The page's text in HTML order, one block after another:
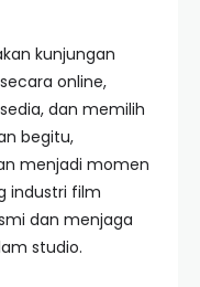
kunjungan
online,
dan memilih
begitu,
menjadi momen
industri film
dan menjaga
studio.